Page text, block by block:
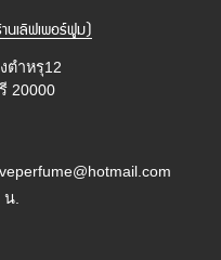
นเลิฟเพอร์ฟูม)
ตำหรุ12
20000
.